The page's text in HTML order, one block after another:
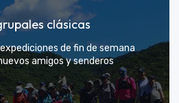
clásicas
de fin de semana
amigos y senderos